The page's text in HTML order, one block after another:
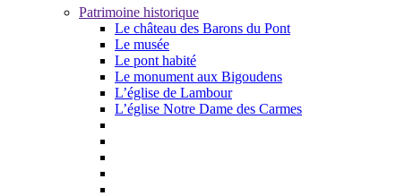
Patrimoine historique
Le château des Barons du Pont
Le musée
Le pont habité
Le monument aux Bigoudens
L’église de Lambour
L’église Notre Dame des Carmes